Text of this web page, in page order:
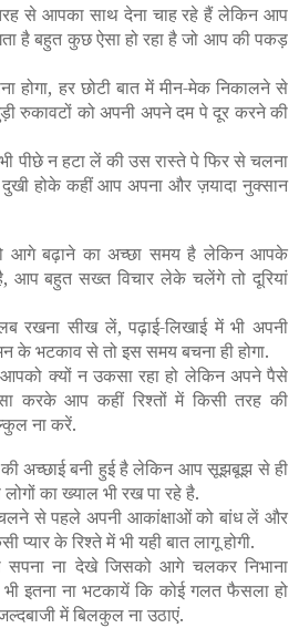
से आपका साथ देना चाह रहे हैं लेकिन आप
है बहुत कुछ ऐसा हो रहा है जो आप की पकड़
होगा, हर छोटी बात में मीन-मेक निकालने से
रुकावटों को अपनी अपने दम पे दूर करने की
भी पीछे न हटालेंकीउसरास्तेपेफिरसेचलना
दुखी होके कहीं आप अपना और ज़यादा नुक्सान
आगे बढ़ाने का अच्छा समय है लेकिन आपके
आप बहुत सख्त विचार लेके चलेंगे तो दूरियां
सीख लें, पढ़ाई-लिखाई में भी अपनी
भटकाव से तो इस समय बचना ही होगा.
क्यों न उकसा रहा हो लेकिन अपने पैसे
करके आप कहीं रिश्तों में किसी तरह की
ना करें.
की अच्छाई बनी हुई है लेकिन आप सूझबूझ से ही
का ख्याल भी रख पा रहे है.
से पहले अपनी आकांक्षाओं को बांध लें और
के रिश्ते में भी यही बात लागू होगी.
ना देखे जिसको आगे चलकर निभाना
इतना ना भटकायें कि कोई गलत फैसला हो
में बिलकुल ना उठाएं.